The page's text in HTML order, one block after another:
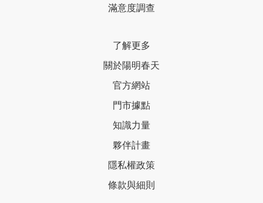
滿意度調查
了解更多
關於陽明春天
官方網站
門市據點
知識力量
夥伴計畫
隱私權政策
條款與細則